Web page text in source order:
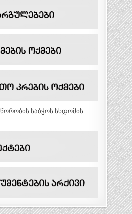
საბჭოს სხდომის